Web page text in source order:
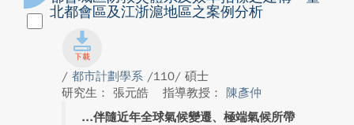
北都會區及江浙滬地區之案例分析
/ 都市計劃學系 /110/ 碩士
研究生： 張元皓
指導教授： 陳彥仲
伴隨近年全球氣候變遷、極端氣候所帶